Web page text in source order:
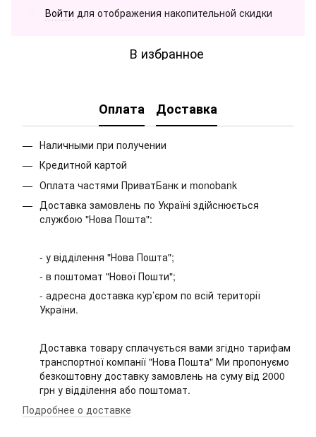
Войти для отображения накопительной скидки
В избранное
Оплата Доставка
Наличными при получении
Кредитной картой
Оплата частями ПриватБанк и monobank
Доставка замовлень по Україні здійснюється
службою "Нова Пошта":
- у відділення "Нова Пошта";
- в поштомат "Нової Пошти";
- адресна доставка кур’єром по всій території
України.
Доставка товару сплачується вами згідно тарифам
транспортної компанії "Нова Пошта" Ми пропонуємо
безкоштовну доставку замовлень на суму від 2000
грн у відділення або поштомат.
Подробнее о доставке